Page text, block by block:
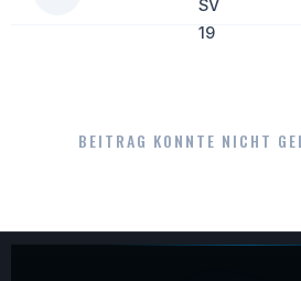
BEITRAG KONNTE NICHT